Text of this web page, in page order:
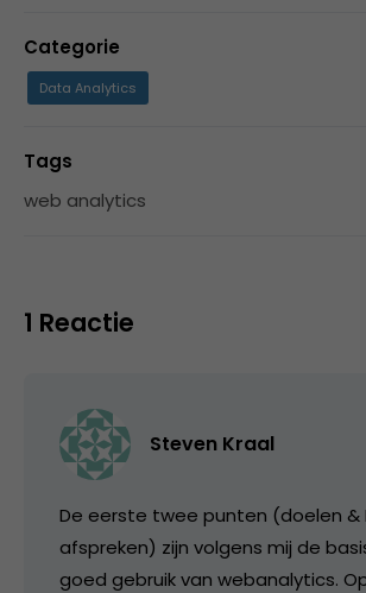
Categorie
Data Analytics
Tags
web analytics
1 Reactie
Steven Kraal
De eerste twee punten (doelen &
afspreken) zijn volgens mij de
goed gebruik van webanalytics.